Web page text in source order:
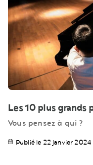
Les 10 plus grands
Vous pensez à qui ?
Publié le 22 janvier 2024